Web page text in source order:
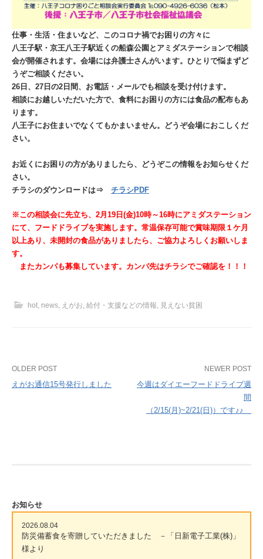
仕事・生活・住まいなど、このコロナ禍でお困りの方々に
八王子駅・京王八王子駅近くの船森公園とアミダステーションで相談
会が開催されます。会場には弁護士さんがいます。ひとりで悩まずど
うぞご相談ください。
26日、27日の2日間、お電話・メールでも相談を受け付けます。
相談にお越しいただいた方で、食料にお困りの方には食品の配布もあ
ります。
八王子にお住まいでなくてもかまいません。どうぞ会場におこしくだ
さい。
お近くにお困りの方がありましたら、どうぞこの情報をお知らせくだ
さい。
チラシのダウンロードは⇒ チラシPDF
※この相談会に先立ち、2月19日(金)10時～16時にアミダステーション
にて、フードドライブを実施します。常温保存可能で賞味期限１ケ月
以上あり、未開封の食品がありましたら、ご協力よろしくお願いしま
す。
またカンパも募集しています。カンパ先はチラシでご確認を！！！
hot, news, えがお, 給付・支援などの情報, 見えない貧困
Post
navigation
OLDER POST
えがお通信15号発行しました
NEWER POST
今週はダイエーフードドライブ週
間
（2/15(月)~2/21(日)）です♪♪
お知らせ
2026.08.04
防災備蓄食を寄贈していただきました －「日新電子工業(株)」
様より